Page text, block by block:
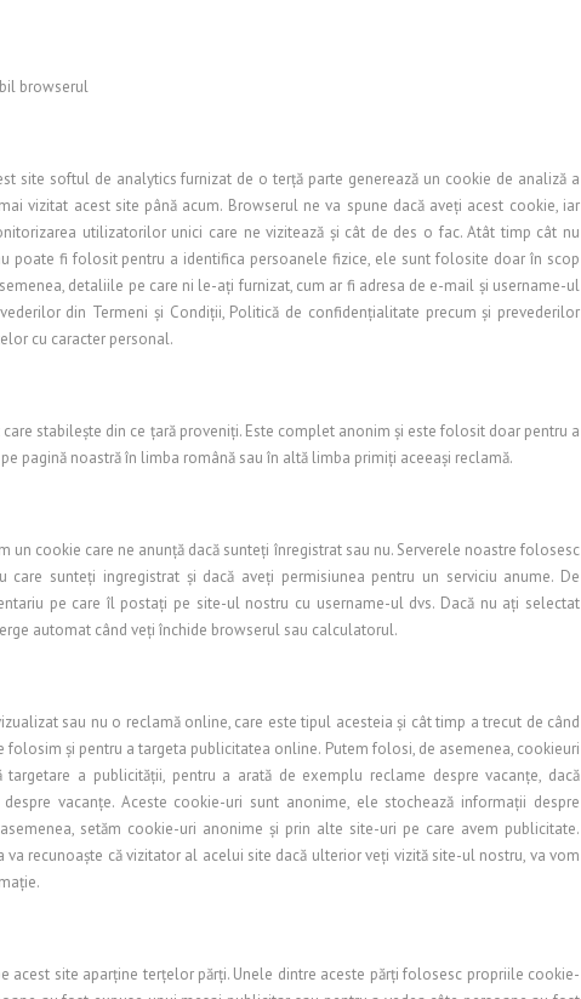
browserul
site softul de analytics furnizat de o terţă parte generează un cookie de analiză a
vizitat acest site până acum. Browserul ne va spune dacă aveţi acest cookie, iar
utilizatorilor unici care ne vizitează şi cât de des o fac. Atât timp cât nu
poate fi folosit pentru a identifica persoanele fizice, ele sunt folosite doar în scop
detaliile pe care ni le-aţi furnizat, cum ar fi adresa de e-mail şi username-ul
din Termeni şi Condiţii, Politică de confidenţialitate precum şi prevederilor
cu caracter personal.
stabileşte din ce ţară proveniţi. Este complet anonim şi este folosit doar pentru a
pagină noastră în limba română sau în altă limba primiţi aceeaşi reclamă.
un cookie care ne anunţă dacă sunteţi înregistrat sau nu. Serverele noastre folosesc
sunteţi ingregistrat şi dacă aveţi permisiunea pentru un serviciu anume. De
pe care îl postaţi pe site-ul nostru cu username-ul dvs. Dacă nu aţi selectat
automat când veţi închide browserul sau calculatorul.
sau nu o reclamă online, care este tipul acesteia şi cât timp a trecut de când
şi pentru a targeta publicitatea online. Putem folosi, de asemenea, cookieuri
a publicităţii, pentru a arată de exemplu reclame despre vacanţe, dacă
vacanţe. Aceste cookie-uri sunt anonime, ele stochează informaţii despre
setăm cookie-uri anonime şi prin alte site-uri pe care avem publicitate.
recunoaşte că vizitator al acelui site dacă ulterior veţi vizită site-ul nostru, va vom
acest site aparţine terţelor părţi. Unele dintre aceste părţi folosesc propriile cookie-